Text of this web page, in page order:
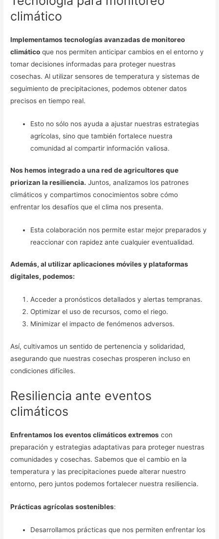
climático
Implementamos tecnologías avanzadas de monitoreo
climático que nos permiten anticipar cambios en el entorno y
tomar decisiones informadas para proteger nuestras
cosechas. Al utilizar sensores de temperatura y sistemas de
seguimiento de precipitaciones, podemos obtener datos
precisos en tiempo real.
Esto no sólo nos ayuda a ajustar nuestras estrategias
agrícolas, sino que también fortalece nuestra
comunidad al compartir información valiosa.
Nos hemos integrado a una red de agricultores que
priorizan la resiliencia. Juntos, analizamos los patrones
climáticos y compartimos conocimientos sobre cómo
enfrentar los desafíos que el clima nos presenta.
Esta colaboración nos permite estar mejor preparados y
reaccionar con rapidez ante cualquier eventualidad.
Además, al utilizar aplicaciones móviles y plataformas
digitales, podemos:
Acceder a pronósticos detallados y alertas tempranas.
Optimizar el uso de recursos, como el riego.
Minimizar el impacto de fenómenos adversos.
Así, cultivamos un sentido de pertenencia y solidaridad,
asegurando que nuestras cosechas prosperen incluso en
condiciones difíciles.
Resiliencia ante eventos
climáticos
Enfrentamos los eventos climáticos extremos con
preparación y estrategias adaptativas para proteger nuestras
comunidades y cosechas. Sabemos que el cambio en la
temperatura y las precipitaciones puede alterar nuestro
entorno, pero juntos podemos fortalecer nuestra resiliencia.
Prácticas agrícolas sostenibles:
Desarrollamos prácticas que nos permiten enfrentar los